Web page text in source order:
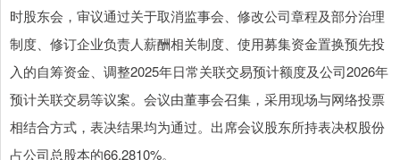
时股东会，审议通过关于取消监事会、修改公司章程及部分治理
制度、修订企业负责人薪酬相关制度、使用募集资金置换预先投
入的自筹资金、调整2025年日常关联交易预计额度及公司2026年
预计关联交易等议案。会议由董事会召集，采用现场与网络投票
相结合方式，表决结果均为通过。出席会议股东所持表决权股份
占公司总股本的66.2810%。